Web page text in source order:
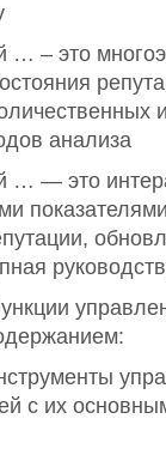
… – это
и
анализа
… — это
показателями
с их